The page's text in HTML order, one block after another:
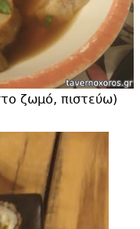
ζωμό, πιστεύω)